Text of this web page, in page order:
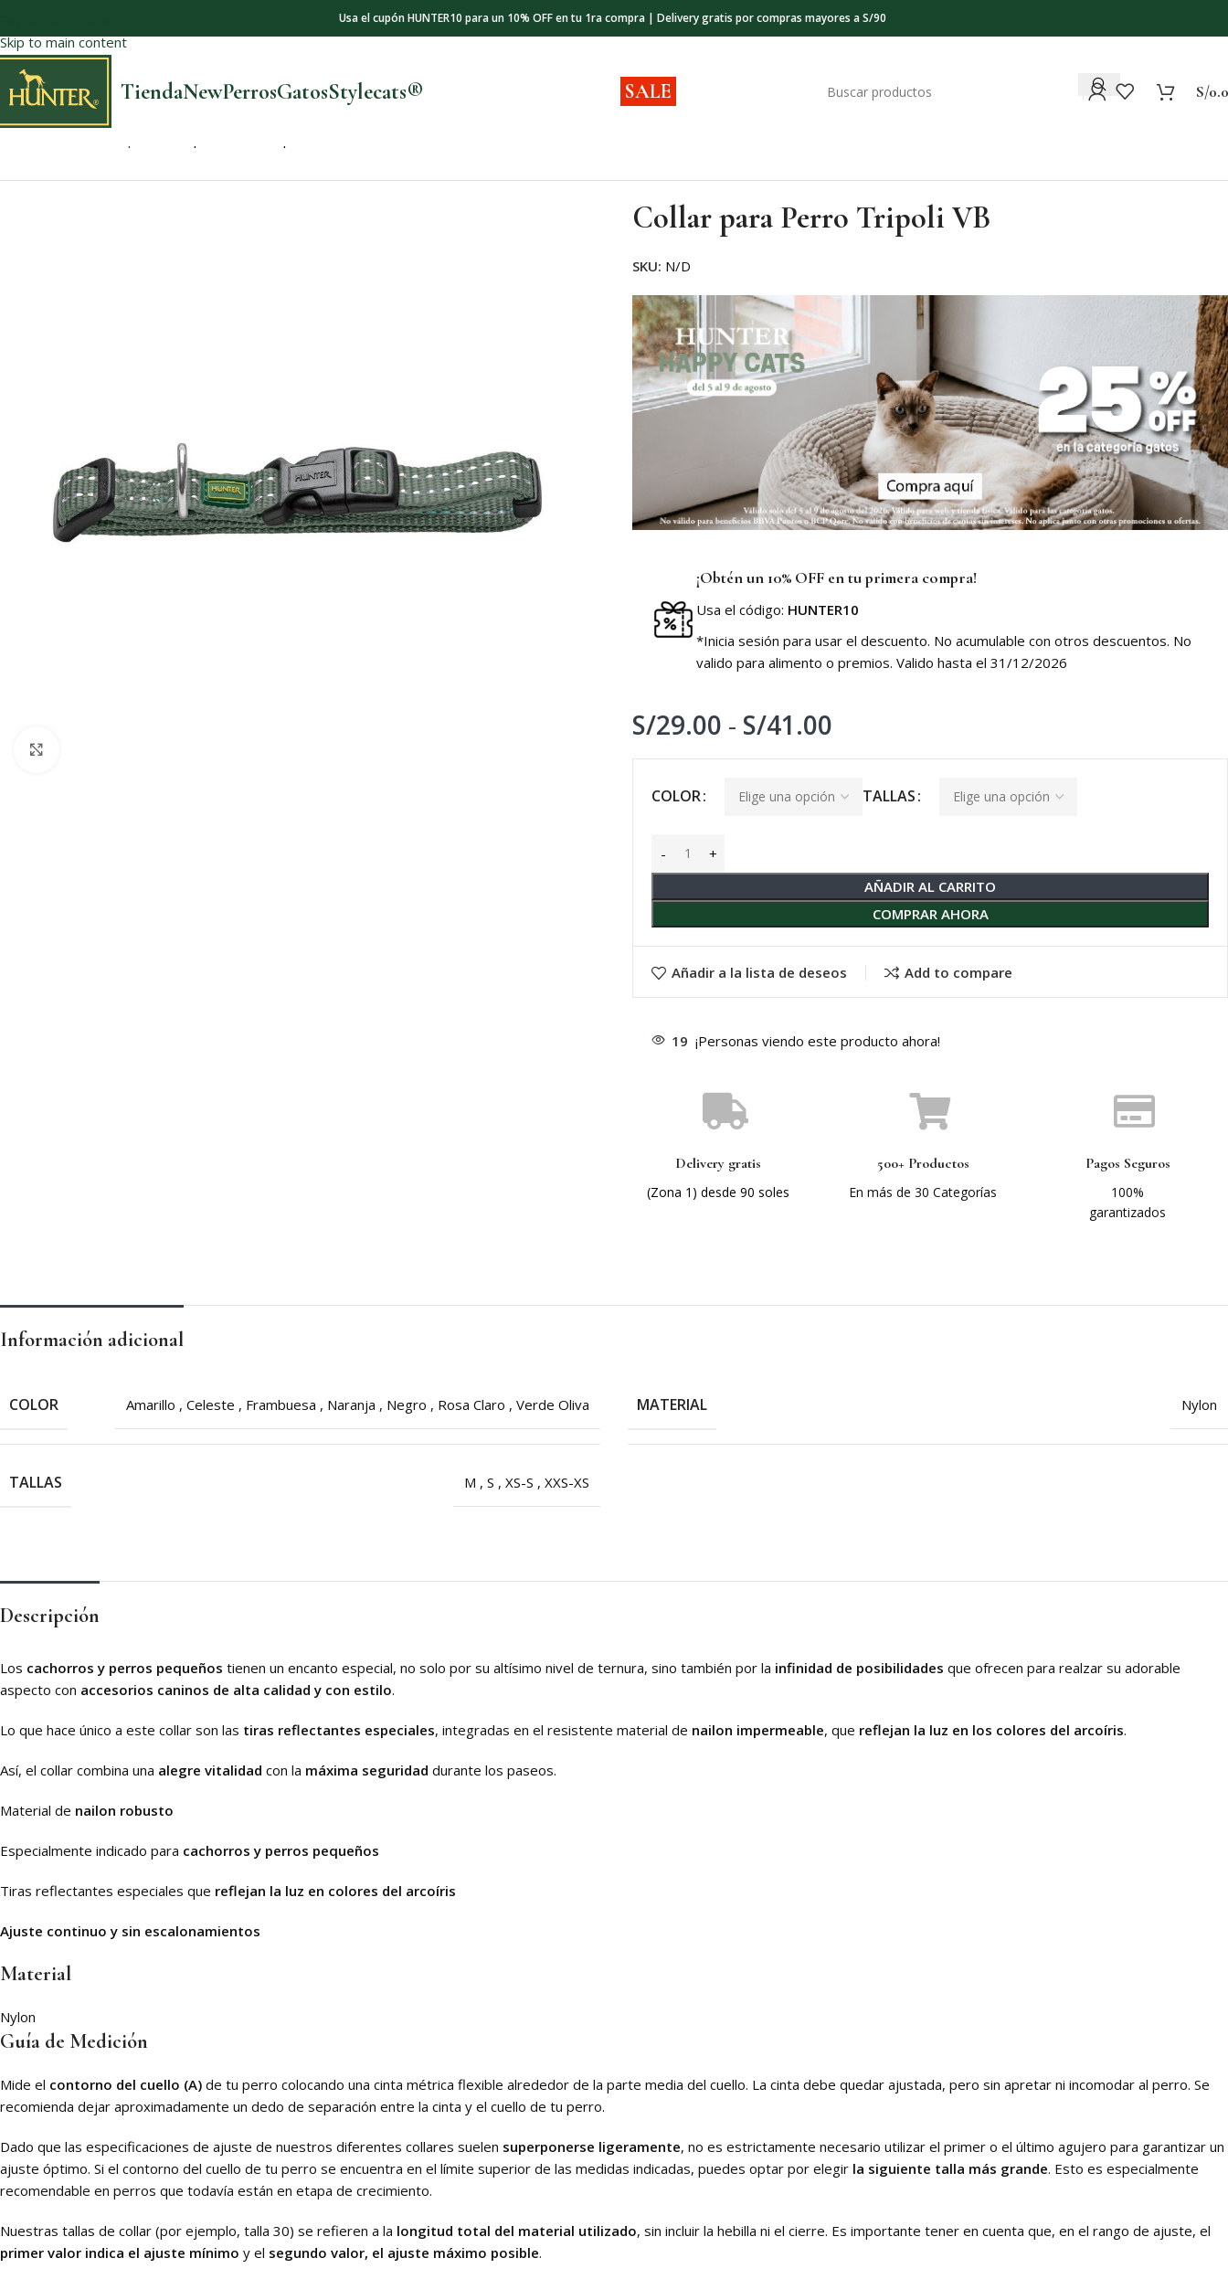
Skip to main content
Usa el cupón HUNTER10 para un 10% OFF en tu 1ra compra | Delivery gratis por compras mayores a S/90
TiendaNewPerrosGatosStylecats® SALE S/
Collar para Perro Tripoli VB
SKU: N/D
¡Obtén un 10% OFF en tu primera compra!
Usa el código: HUNTER10
*Inicia sesión para usar el descuento. No acumulable con otros descuentos. No
valido para alimento o premios. Valido hasta el 31/12/2026
S/29.00 - S/41.00
COLOR TALLAS
AÑADIR AL CARRITO
COMPRAR AHORA
Añadir a la lista de deseos Add to compare
19 ¡Personas viendo este producto ahora!
Delivery gratis
(Zona 1) desde 90 soles
500+ Productos
En más de 30 Categorías
Pagos Seguros
100%
garantizados
Información adicional
COLOR Amarillo , Celeste , Frambuesa , Naranja , Negro , Rosa Claro , Verde Oliva MATERIAL Nylon
TALLAS M , S , XS-S , XXS-XS
Descripción
Los cachorros y perros pequeños tienen un encanto especial, no solo por su altísimo nivel de ternura, sino también por la infinidad de posibilidades que ofrecen para realzar su adorable
aspecto con accesorios caninos de alta calidad y con estilo.
Lo que hace único a este collar son las tiras reflectantes especiales, integradas en el resistente material de nailon impermeable, que reflejan la luz en los colores del arcoíris.
Así, el collar combina una alegre vitalidad con la máxima seguridad durante los paseos.
Material de nailon robusto
Especialmente indicado para cachorros y perros pequeños
Tiras reflectantes especiales que reflejan la luz en colores del arcoíris
Ajuste continuo y sin escalonamientos
Material
Nylon
Guía de Medición
Mide el contorno del cuello (A) de tu perro colocando una cinta métrica flexible alrededor de la parte media del cuello. La cinta debe quedar ajustada, pero sin apretar ni incomodar al perro. Se
recomienda dejar aproximadamente un dedo de separación entre la cinta y el cuello de tu perro.
Dado que las especificaciones de ajuste de nuestros diferentes collares suelen superponerse ligeramente, no es estrictamente necesario utilizar el primer o el último agujero para garantizar un
ajuste óptimo. Si el contorno del cuello de tu perro se encuentra en el límite superior de las medidas indicadas, puedes optar por elegir la siguiente talla más grande. Esto es especialmente
recomendable en perros que todavía están en etapa de crecimiento.
Nuestras tallas de collar (por ejemplo, talla 30) se refieren a la longitud total del material utilizado, sin incluir la hebilla ni el cierre. Es importante tener en cuenta que, en el rango de ajuste, el
primer valor indica el ajuste mínimo y el segundo valor, el ajuste máximo posible.